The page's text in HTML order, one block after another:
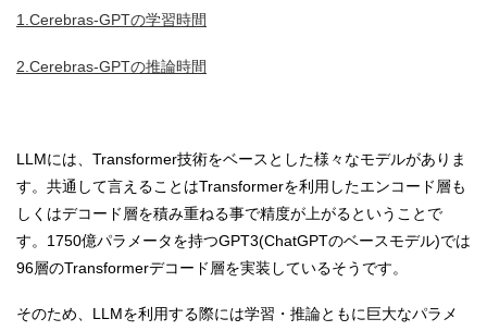
1.Cerebras-GPTの学習時間
2.Cerebras-GPTの推論時間
LLMには、Transformer技術をベースとした様々なモデルがありま
す。共通して言えることはTransformerを利用したエンコード層も
しくはデコード層を積み重ねる事で精度が上がるということで
す。1750億パラメータを持つGPT3(ChatGPTのベースモデル)では
96層のTransformerデコード層を実装しているそうです。
そのため、LLMを利用する際には学習・推論ともに巨大なパラメ